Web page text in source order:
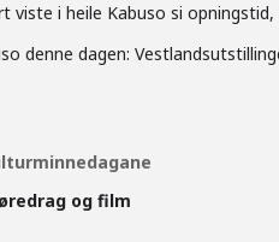
viste i heile Kabuso si opningstid,
denne dagen:
og film